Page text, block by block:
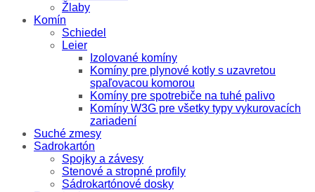
Žlaby
Komín
Schiedel
Leier
Izolované komíny
Komíny pre plynové kotly s uzavretou
spaľovacou komorou
Komíny pre spotrebiče na tuhé palivo
Komíny W3G pre všetky typy vykurovacích
zariadení
Suché zmesy
Sadrokartón
Spojky a závesy
Stenové a stropné profily
Sádrokartónové dosky